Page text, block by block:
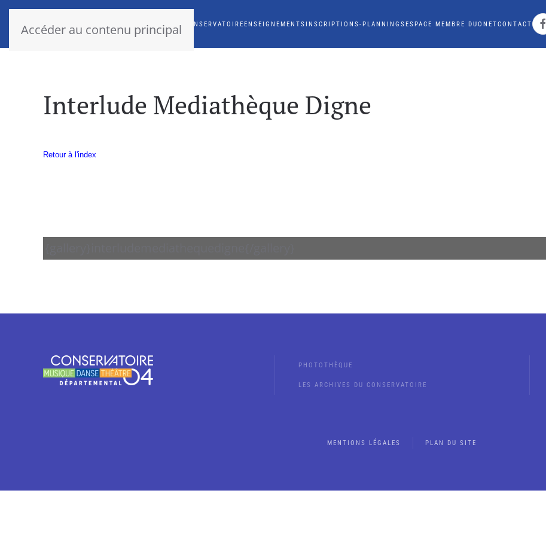
Accéder au contenu principal
ACCUEIL CONSERVATOIREENSEIGNEMENTSINSCRIPTIONS-PLANNINGSESPACE MEMBRE DUONETCONTACT
Interlude Mediathèque Digne
Retour à l'index
PHOTOTHÈQUE
LES ARCHIVES DU CONSERVATOIRE
MENTIONS LÉGALES PLAN DU SITE